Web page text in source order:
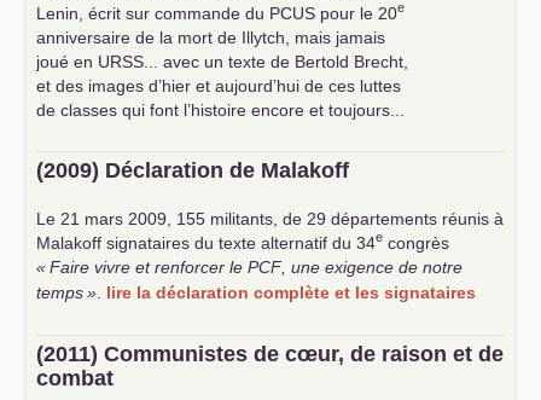
Lenin, écrit sur commande du PCUS pour le 20e
anniversaire de la mort de Illytch, mais jamais
joué en URSS ... avec un texte de Bertold Brecht,
et des images d’hier et aujourd’hui de ces luttes
de classes qui font l’histoire encore et toujours...
(2009) Déclaration de Malakoff
Le 21 mars 2009, 155 militants, de 29 départements réunis à
Malakoff signataires du texte alternatif du 34e congrès
«Faire vivre et renforcer le PCF , une exigence de notre
temps» lire la déclaration complète et les signataires
(2011) Communistes de cœur, de raison et de
combat